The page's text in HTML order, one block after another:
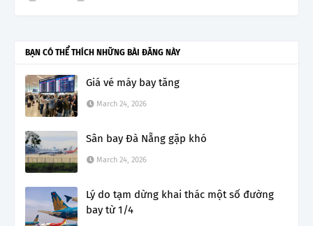
BẠN CÓ THỂ THÍCH NHỮNG BÀI ĐĂNG NÀY
Giá vé máy bay tăng
March 24, 2026
Sân bay Đà Nẵng gặp khó
March 24, 2026
Lý do tạm dừng khai thác một số đường
bay từ 1/4